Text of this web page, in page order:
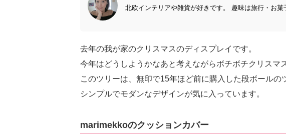
北欧インテリアや雑貨が好きです。 趣味は旅行・お菓
去年の我が家のクリスマスのディスプレイです。
今年はどうしようかなあと考えながらボチボチクリスマ
このツリーは、無印で15年ほど前に購入した段ボールの
シンプルでモダンなデザインが気に入っています。
marimekkoのクッションカバー